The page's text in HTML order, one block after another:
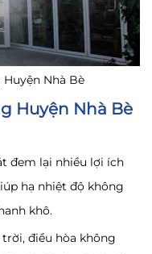
Nhà Bè
Huyện Nhà Bè
đem lại nhiều lợi ích
hạ nhiệt độ không
khô.
điều hòa không